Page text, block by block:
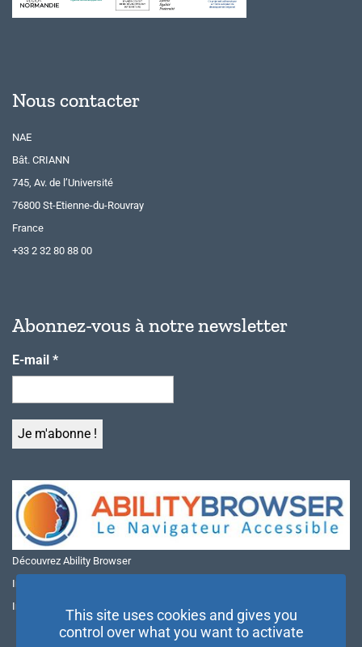
Nous contacter
NAE
Bât. CRIANN
745, Av. de l’Université
76800 St-Etienne-du-Rouvray
France
+33 2 32 80 88 00
Abonnez-vous à notre newsletter
E-mail *
Découvrez Ability Browser
Installer Ability Browser sur Windows
Installer Ability Browser sur Mac
This site uses cookies and gives you
control over what you want to activate